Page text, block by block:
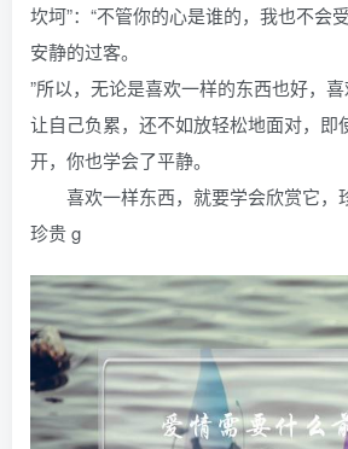
坎坷”：“不管你的心是谁的，我也不会
安静的过客。
”所以，无论是喜欢一样的东西也好，
让自己负累，还不如放轻松地面对，即
开，你也学会了平静。
喜欢一样东西，就要学会欣赏它，
珍贵 g